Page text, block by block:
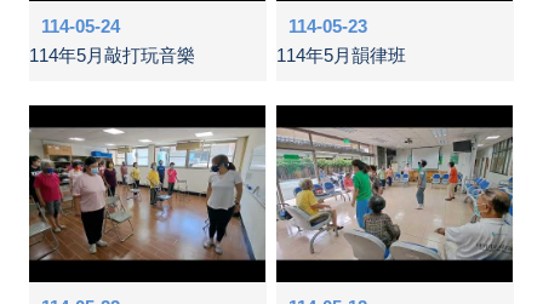
114-05-24
114年5月敲打玩音樂
114-05-23
114年5月韻律班